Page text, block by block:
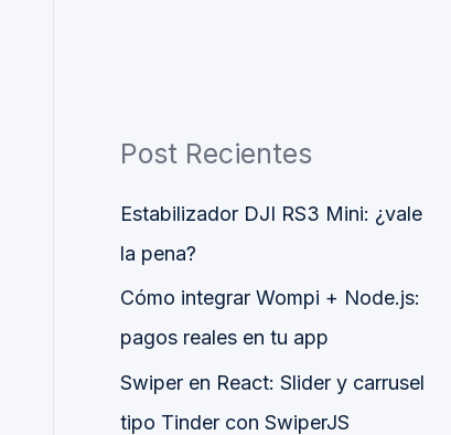
Post Recientes
Estabilizador DJI RS3 Mini: ¿vale
la pena?
Cómo integrar Wompi + Node.js:
pagos reales en tu app
Swiper en React: Slider y carrusel
tipo Tinder con SwiperJS